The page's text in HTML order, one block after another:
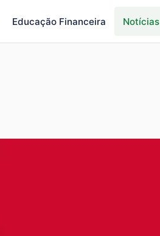
Educação Financeira Notícias